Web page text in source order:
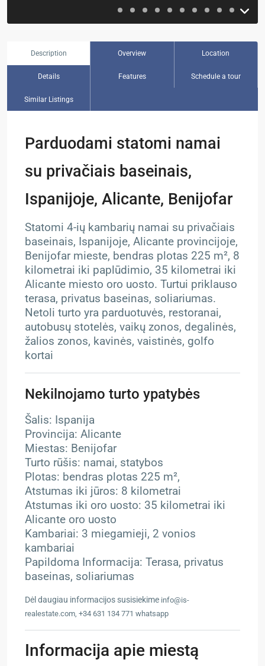
Description Overview Location
Details Features Schedule a tour
Similar Listings
Parduodami statomi namai
su privačiais baseinais,
Ispanijoje, Alicante, Benijofar
Statomi 4-ių kambarių namai su privačiais
baseinais, Ispanijoje, Alicante provincijoje,
Benijofar mieste, bendras plotas 225 m², 8
kilometrai iki paplūdimio, 35 kilometrai iki
Alicante miesto oro uosto. Turtui priklauso
terasa, privatus baseinas, soliariumas.
Netoli turto yra parduotuvės, restoranai,
autobusų stotelės, vaikų zonos, degalinės,
žalios zonos, kavinės, vaistinės, golfo
kortai
Nekilnojamo turto ypatybės
Šalis: Ispanija
Provincija: Alicante
Miestas: Benijofar
Turto rūšis: namai, statybos
Plotas: bendras plotas 225 m²,
Atstumas iki jūros: 8 kilometrai
Atstumas iki oro uosto: 35 kilometrai iki
Alicante oro uosto
Kambariai: 3 miegamieji, 2 vonios
kambariai
Papildoma Informacija: Terasa, privatus
baseinas, soliariumas
Dėl daugiau informacijos susisiekime info@is-
realestate.com, +34 631 134 771 whatsapp
Informacija apie miestą